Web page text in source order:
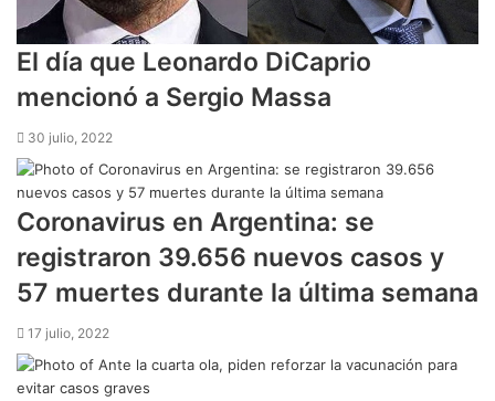
El día que Leonardo DiCaprio
mencionó a Sergio Massa
30 julio, 2022
Coronavirus en Argentina: se
registraron 39.656 nuevos casos y
57 muertes durante la última semana
17 julio, 2022